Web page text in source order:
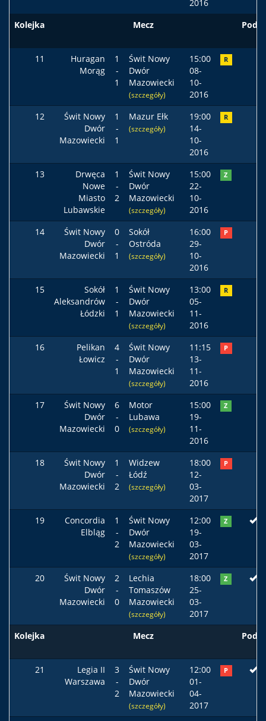
2016
Kolejka
Mecz Podst
11
Huragan
Morąg
1
-
1
Świt Nowy
Dwór
Mazowiecki
(szczegóły)
15:00
08-
10-
2016
R
12
Świt Nowy
Dwór
Mazowiecki
1
-
1
Mazur Ełk
(szczegóły)
19:00
14-
10-
2016
R
13
Drwęca
Nowe
Miasto
Lubawskie
1
-
2
Świt Nowy
Dwór
Mazowiecki
(szczegóły)
15:00
22-
10-
2016
Z
14
Świt Nowy
Dwór
Mazowiecki
0
-
1
Sokół
Ostróda
(szczegóły)
16:00
29-
10-
2016
P
15
Sokół
Aleksandrów
Łódzki
1
-
1
Świt Nowy
Dwór
Mazowiecki
(szczegóły)
13:00
05-
11-
2016
R
16
Pelikan
Łowicz
4
-
1
Świt Nowy
Dwór
Mazowiecki
(szczegóły)
11:15
13-
11-
2016
P
17
Świt Nowy
Dwór
Mazowiecki
6
-
0
Motor
Lubawa
(szczegóły)
15:00
19-
11-
2016
Z
18
Świt Nowy
Dwór
Mazowiecki
1
-
2
Widzew
Łódź
(szczegóły)
18:00
12-
03-
2017
P
19
Concordia
Elbląg
1
-
2
Świt Nowy
Dwór
Mazowiecki
(szczegóły)
12:00
19-
03-
2017
Z
20
Świt Nowy
Dwór
Mazowiecki
2
-
0
Lechia
Tomaszów
Mazowiecki
(szczegóły)
18:00
25-
03-
2017
Z
Kolejka Mecz Podst
21
Legia II
Warszawa
3
-
2
Świt Nowy
Dwór
Mazowiecki
(szczegóły)
12:00
01-
04-
2017
P